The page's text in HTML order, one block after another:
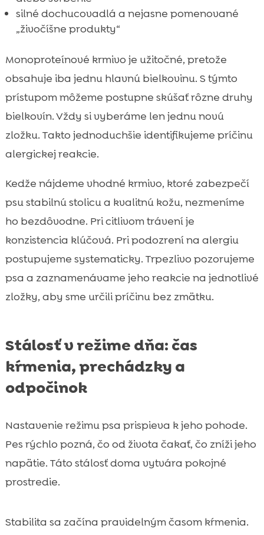
silné dochucovadlá a nejasne pomenované
„živočíšne produkty“
Monoproteínové krmivo je užitočné, pretože
obsahuje iba jednu hlavnú bielkovinu. S týmto
prístupom môžeme postupne skúšať rôzne druhy
bielkovín. Vždy si vyberáme len jednu novú
zložku. Takto jednoduchšie identifikujeme príčinu
alergickej reakcie.
Kedže nájdeme vhodné krmivo, ktoré zabezpečí
psu stabilnú stolicu a kvalitnú kožu, nezmeníme
ho bezdôvodne. Pri citlivom trávení je
konzistencia klúčová. Pri podozrení na alergiu
postupujeme systematicky. Trpezlivo pozorujeme
psa a zaznamenávame jeho reakcie na jednotlivé
zložky, aby sme určili príčinu bez zmätku.
Stálosť v režime dňa: čas
kŕmenia, prechádzky a
odpočinok
Nastavenie režimu psa prispieva k jeho pohode.
Pes rýchlo pozná, čo od života čakať, čo zníži jeho
napätie. Táto stálosť doma vytvára pokojné
prostredie.
Stabilita sa začína pravidelným časom kŕmenia.